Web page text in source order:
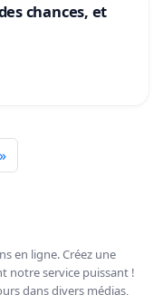
chances, et
»
en ligne. Créez une
notre service puissant !
dans divers médias,